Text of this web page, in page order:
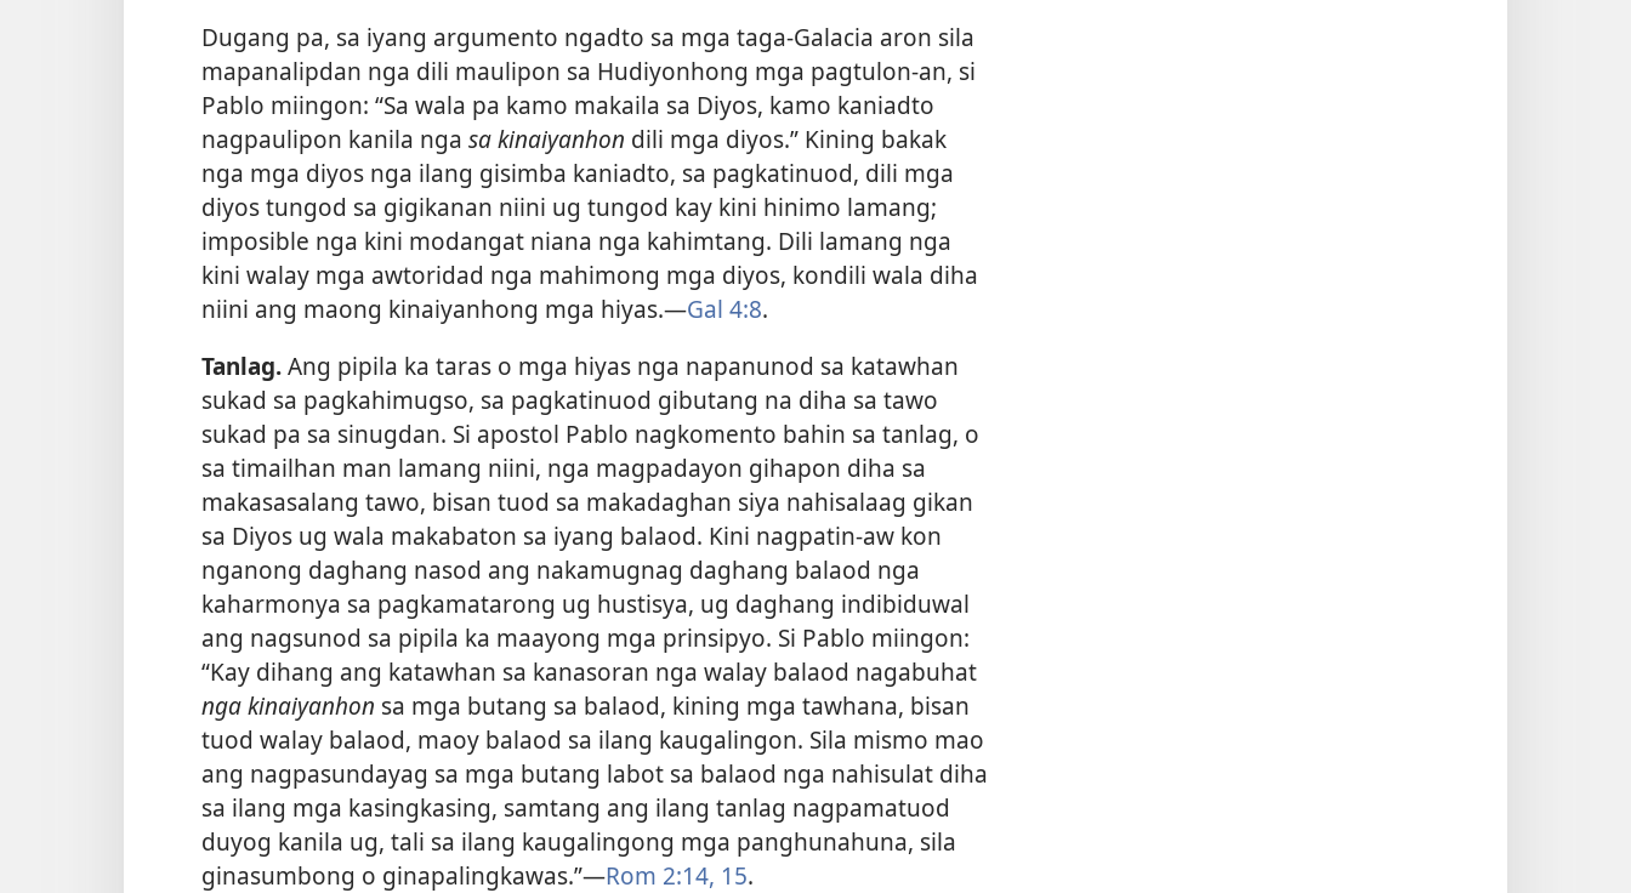
Dugang pa, sa iyang argumento ngadto sa mga taga-Galacia aron sila
mapanalipdan nga dili maulipon sa Hudiyonhong mga pagtulon-an, si
Pablo miingon: “Sa wala pa kamo makaila sa Diyos, kamo kaniadto
nagpaulipon kanila nga sa kinaiyanhon dili mga diyos.” Kining bakak
nga mga diyos nga ilang gisimba kaniadto, sa pagkatinuod, dili mga
diyos tungod sa gigikanan niini ug tungod kay kini hinimo lamang;
imposible nga kini modangat niana nga kahimtang. Dili lamang nga
kini walay mga awtoridad nga mahimong mga diyos, kondili wala diha
niini ang maong kinaiyanhong mga hiyas.​—Gal 4:8.
Tanlag.Ang pipila ka taras o mga hiyas nga napanunod sa katawhan
sukad sa pagkahimugso, sa pagkatinuod gibutang na diha sa tawo
sukad pa sa sinugdan. Si apostol Pablo nagkomento bahin sa tanlag, o
sa timailhan man lamang niini, nga magpadayon gihapon diha sa
makasasalang tawo, bisan tuod sa makadaghan siya nahisalaag gikan
sa Diyos ug wala makabaton sa iyang balaod. Kini nagpatin-aw kon
nganong daghang nasod ang nakamugnag daghang balaod nga
kaharmonya sa pagkamatarong ug hustisya, ug daghang indibiduwal
ang nagsunod sa pipila ka maayong mga prinsipyo. Si Pablo miingon:
“Kay dihang ang katawhan sa kanasoran nga walay balaod nagabuhat
nga kinaiyanhon sa mga butang sa balaod, kining mga tawhana, bisan
tuod walay balaod, maoy balaod sa ilang kaugalingon. Sila mismo mao
ang nagpasundayag sa mga butang labot sa balaod nga nahisulat diha
sa ilang mga kasingkasing, samtang ang ilang tanlag nagpamatuod
duyog kanila ug, tali sa ilang kaugalingong mga panghunahuna, sila
ginasumbong o ginapalingkawas.”​—Rom 2:​14, 15.